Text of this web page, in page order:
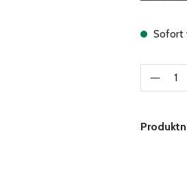
Sofort